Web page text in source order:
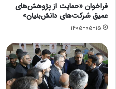
فراخوان «حمایت از پژوهش‌های
عمیق شرکت‌های دانش‌بنیان»
۱۴۰۵-۰۵-۱۵